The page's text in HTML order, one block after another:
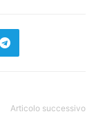
Articolo successivo